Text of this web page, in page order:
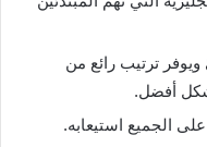
ترتيب رائع من
أفضل.
الجميع استيعابه.